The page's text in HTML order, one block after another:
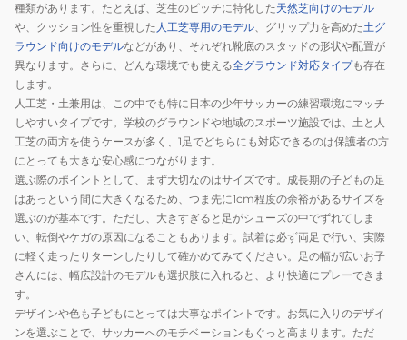
種類があります。たとえば、芝生のピッチに特化した天然芝向けのモデル
や、クッション性を重視した 人工芝専用のモデル、グリップ力を高めた土グ
ラウンド向けのモデルなどがあり、それぞれ靴底のスタッドの形状や配置が
異なります。さらに、どんな環境でも使える全グラウンド対応タイプも存在
します。
人工芝・土兼用は、この中でも特に日本の少年サッカーの練習環境にマッチ
しやすいタイプです。学校のグラウンドや地域のスポーツ施設では、土と人
工芝の両方を使うケースが多く、1足でどちらにも対応できるのは保護者の方
にとっても大きな安心感につながります。
選ぶ際のポイントとして、まず大切なのはサイズです。成長期の子どもの足
はあっという間に大きくなるため、つま先に1cm程度の余裕があるサイズを
選ぶのが基本です。ただし、大きすぎると足がシューズの中でずれてしま
い、転倒やケガの原因になることもあります。試着は必ず両足で行い、実際
に軽く走ったりターンしたりして確かめてみてください。足の幅が広いお子
さんには、幅広設計のモデルも選択肢に入れると、より快適にプレーできま
す。
デザインや色も子どもにとっては大事なポイントです。お気に入りのデザイ
ンを選ぶことで、サッカーへのモチベーションもぐっと高まります。ただ